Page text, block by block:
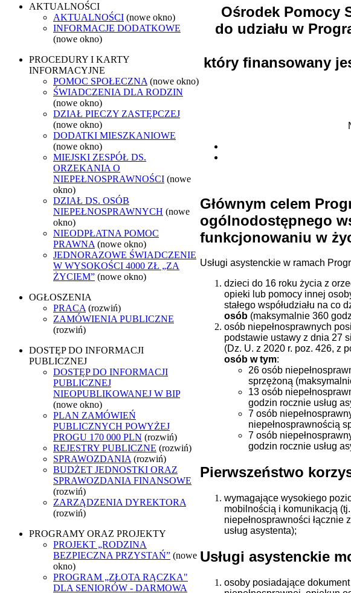
AKTUALNOŚCI
AKTUALNOŚCI (nowe okno)
INFORMACJE DODATKOWE
(nowe okno)
PROCEDURY I KARTY
INFORMACYJNE
POMOC SPOŁECZNA (nowe okno)
ŚWIADCZENIA DLA RODZIN
(nowe okno)
DZIAŁ PIECZY ZASTĘPCZEJ
(nowe okno)
DODATKI MIESZKANIOWE
(nowe okno)
MIEJSKI ZESPÓŁ DS.
ORZEKANIA O
NIEPEŁNOSPRAWNOŚCI (nowe
okno)
DZIAŁ DS. OSÓB
NIEPEŁNOSPRAWNYCH (nowe
okno)
NIEODPŁATNA POMOC
PRAWNA (nowe okno)
JEDNORAZOWE ŚWIADCZENIE
W WYSOKOŚCI 4000 ZŁ „ZA
ŻYCIEM” (nowe okno)
OGŁOSZENIA
PRACA (rozwiń)
ZAMÓWIENIA PUBLICZNE
(rozwiń)
DOSTĘP DO INFORMACJI
PUBLICZNEJ
DOSTĘP DO INFORMACJI
PUBLICZNEJ
NIEOPUBLIKOWANEJ W BIP
(nowe okno)
PLAN ZAMÓWIEŃ
PUBLICZNYCH POWYŻEJ
PROGU 170 000 PLN (rozwiń)
REJESTRY PUBLICZNE (rozwiń)
SPRAWOZDANIA (rozwiń)
BUDŻET JEDNOSTKI ORAZ
SPRAWOZDANIA FINANSOWE
(rozwiń)
ZARZĄDZENIA DYREKTORA
(rozwiń)
PROGRAMY ORAZ PROJEKTY
PROJEKT „RODZINA
BEZPIECZNA PRZYSTAŃ” (nowe
okno)
PROGRAM „ZŁOTA RĄCZKA"
DLA SENIORÓW - DARMOWA
Ośrodek Pomocy
do udziału w
który finansowany
Głównym celem
ogólnodostępnego
funkcjonowaniu w
Usługi asystenckie w ramach
dzieci do 16 roku życia z
opieki lub pomocy innej
stałego współudziału na
osób (maksymalnie 360
osób niepełnosprawnych
podstawie ustawy z dnia 27
(Dz. U. z 2020 r. poz. 426, z
osób w tym:
26 osób
sprzężoną
13 osób
godzin rocznie usług
7 osób
niepełnosprawnością
7 osób
godzin rocznie usług
Pierwszeństwo
wymagające wysokiego
mobilnością i komunikacją
niepełnosprawności
usług asystenta);
Usługi asystenckie
osoby posiadające